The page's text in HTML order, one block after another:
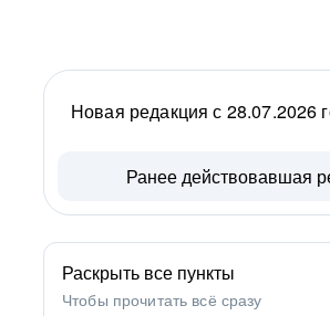
Новая редакция с 28.07.2026
Ранее действовавшая
Раскрыть все пункты
Чтобы прочитать всё сразу